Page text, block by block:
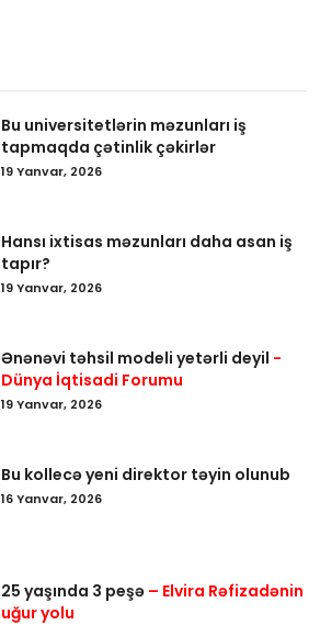
Bu universitetlərin məzunları iş
tapmaqda çətinlik çəkirlər
19 Yanvar, 2026
Hansı ixtisas məzunları daha asan iş
tapır?
19 Yanvar, 2026
Ənənəvi təhsil modeli yetərli deyil -
Dünya İqtisadi Forumu
19 Yanvar, 2026
Bu kollecə yeni direktor təyin olunub
16 Yanvar, 2026
25 yaşında 3 peşə – Elvira Rəfizadənin
uğur yolu